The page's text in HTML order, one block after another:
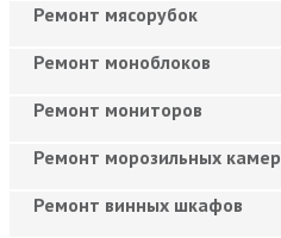
Ремонт мясорубок
Ремонт моноблоков
Ремонт мониторов
Ремонт морозильных камер
Ремонт винных шкафов